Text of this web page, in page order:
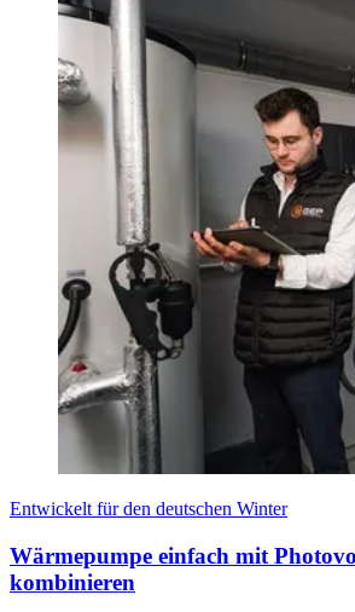
Entwickelt für den deutschen Winter
Wärmepumpe einfach mit
kombinieren